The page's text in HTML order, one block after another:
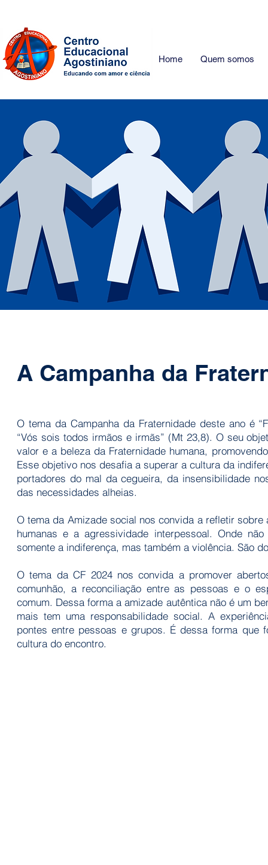
Home Quem somos
A Campanha da
O tema da Campanha da Fraternidade deste ano é
“Vós sois todos irmãos e irmãs” (Mt 23,8). O seu
valor e a beleza da Fraternidade humana,
Esse objetivo nos desafia a superar a cultura da
portadores do mal da cegueira, da insensibilidade
das necessidades alheias.
O tema da Amizade social nos convida a refletir
humanas e a agressividade interpessoal. Onde
somente a indiferença, mas também a violência. São
O tema da CF 2024 nos convida a promover
comunhão, a reconciliação entre as pessoas e o
comum. Dessa forma a amizade autêntica não é um
mais tem uma responsabilidade social. A
pontes entre pessoas e grupos. É dessa forma que
cultura do encontro.